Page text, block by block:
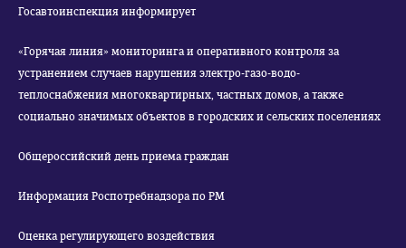
Госавтоинспекция информирует
«Горячая линия» мониторинга и оперативного контроля за
устранением случаев нарушения электро-газо-водо-
теплоснабжения многоквартирных, частных домов, а также
социально значимых объектов в городских и сельских поселениях
Общероссийский день приема граждан
Информация Роспотребнадзора по РМ
Оценка регулирующего воздействия